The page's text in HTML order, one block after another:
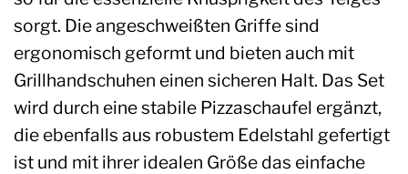
sorgt. Die angeschweißten Griffe sind
ergonomisch geformt und bieten auch mit
Grillhandschuhen einen sicheren Halt. Das Set
wird durch eine stabile Pizzaschaufel ergänzt,
die ebenfalls aus robustem Edelstahl gefertigt
ist und mit ihrer idealen Größe das einfache